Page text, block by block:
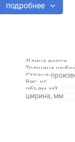
подробнее
Длина ворса
Толщина
Страна-
Вес, кг
объем, м3
ширина, мм